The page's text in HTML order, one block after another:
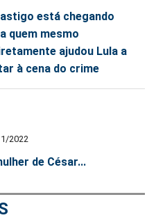
está chegando
quem mesmo
ajudou Lula a
à cena do crime
2022
de César...